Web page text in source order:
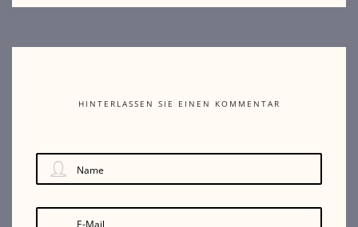
HINTERLASSEN SIE EINEN KOMMENTAR
Name
E-Mail